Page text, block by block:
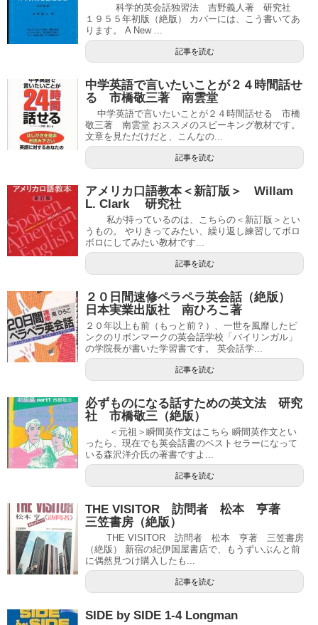
科学的英会話独習法 吉野義人著 研究社
１９５５年初版（絶版） カバーには、こう書いてあ
ります。 A New ...
記事を読む
中学英語で言いたいことが２４時間話せ
る 市橋敬三著 南雲堂
中学英語で言いたいことが２４時間話せる 市橋
敬三著 南雲堂 おススメのスピーキング教材です。
文章を見ただけだと、こんなの...
記事を読む
アメリカ口語教本＜新訂版＞ Willam
L. Clark 研究社
私が持っているのは、こちらの＜新訂版＞とい
うもの。 やりきってみたい、繰り返し練習してボロ
ボロにしてみたい教材です...
記事を読む
２０日間速修ペラペラ英会話（絶版）
日本実業出版社 南ひろこ著
２０年以上も前（もっと前？）、一世を風靡したピ
ンクのリボンマークの英会話学校「バイリンガル」
の学院長が書いた学習書です。 英会話学...
記事を読む
必ずものになる話すための英文法 研究
社 市橋敬三（絶版）
＜元祖＞瞬間英作文はこちら 瞬間英作文とい
ったら、現在でも英会話書のベストセラーになって
いる森沢洋介氏の著書ですよ...
記事を読む
THE VISITOR 訪問者 松本 亨著
三笠書房（絶版）
THE VISITOR 訪問者 松本 亨著 三笠書房
（絶版） 新宿の紀伊国屋書店で、もうずいぶんと前
に偶然見つけ購入したも...
記事を読む
SIDE by SIDE 1-4 Longman